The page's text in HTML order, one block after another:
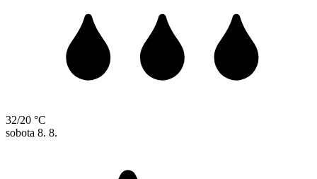
32/20 °C
sobota 8. 8.